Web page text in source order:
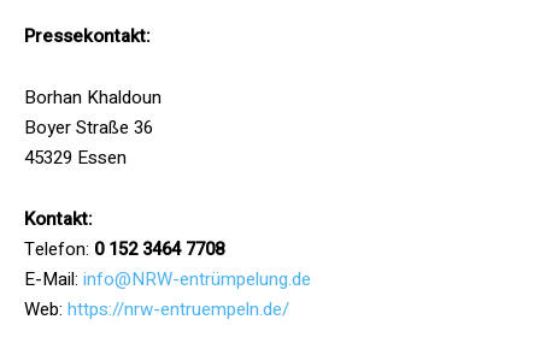
Pressekontakt:
Borhan Khaldoun
Boyer Straße 36
45329 Essen
Kontakt:
Telefon: 0 152 3464 7708
E-Mail: info@NRW-entrümpelung.de
Web: https://nrw-entruempeln.de/